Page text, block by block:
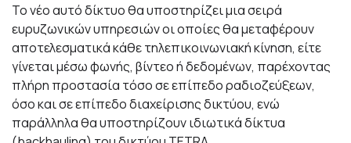
Το νέο αυτό δίκτυο θα υποστηρίζει μια σειρά
ευρυζωνικών υπηρεσιών οι οποίες θα μεταφέρουν
αποτελεσματικά κάθε τηλεπικοινωνιακή κίνηση, είτε
γίνεται μέσω φωνής, βίντεο ή δεδομένων, παρέχοντας
πλήρη προστασία τόσο σε επίπεδο ραδιοζεύξεων,
όσο και σε επίπεδο διαχείρισης δικτύου, ενώ
παράλληλα θα υποστηρίζουν ιδιωτικά δίκτυα